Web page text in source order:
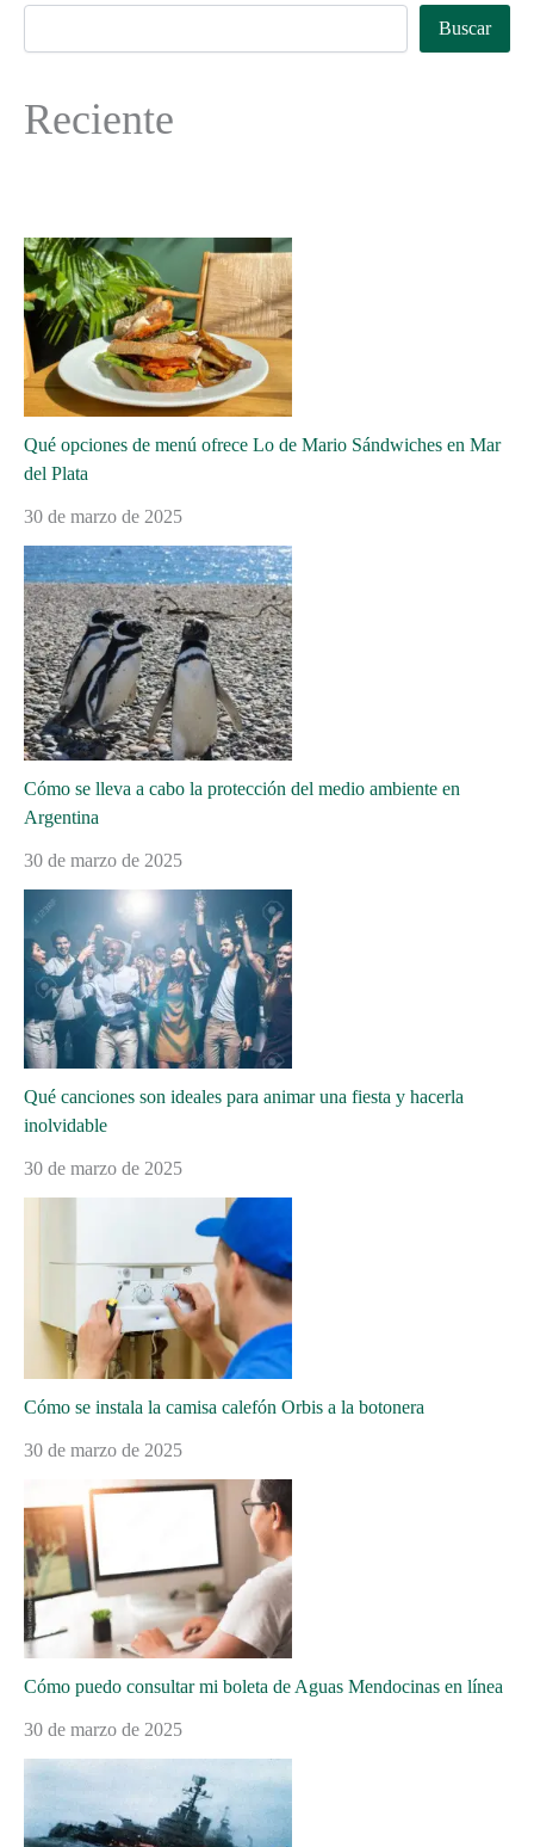
Buscar
Reciente
Qué opciones de menú ofrece Lo de Mario Sándwiches en Mar
del Plata
30 de marzo de 2025
Cómo se lleva a cabo la protección del medio ambiente en
Argentina
30 de marzo de 2025
Qué canciones son ideales para animar una fiesta y hacerla
inolvidable
30 de marzo de 2025
Cómo se instala la camisa calefón Orbis a la botonera
30 de marzo de 2025
Cómo puedo consultar mi boleta de Aguas Mendocinas en línea
30 de marzo de 2025